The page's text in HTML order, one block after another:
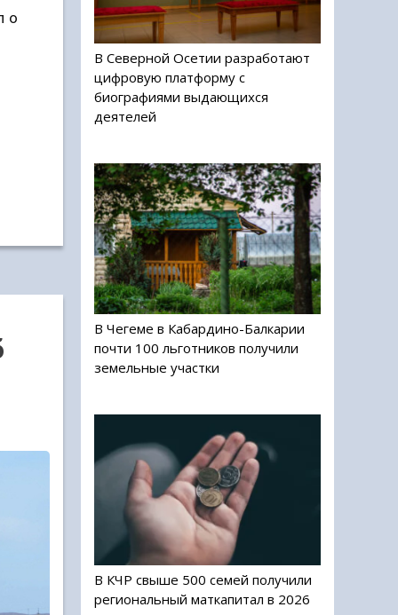
о
В Северной Осетии разработают
цифровую платформу с
биографиями выдающихся
деятелей
В Чегеме в Кабардино-Балкарии
почти 100 льготников получили
земельные участки
В КЧР свыше 500 семей получили
региональный маткапитал в 2026